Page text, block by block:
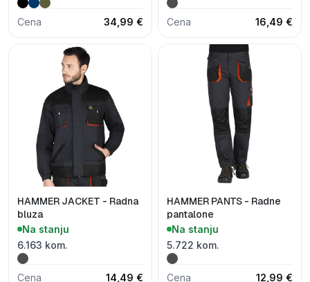
Cena 34,99 € Cena 16,49 €
HAMMER JACKET - Radna
bluza
Na stanju
6.163 kom.
Cena 14,49 €
HAMMER PANTS - Radne
pantalone
Na stanju
5.722 kom.
Cena 12,99 €